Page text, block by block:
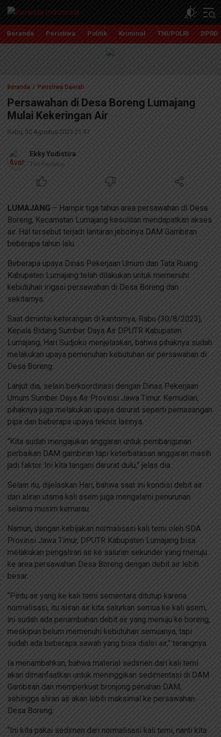
Beranda Peristiwa Politik Kriminal TNI/POLRI DPRD
Beranda Peristiwa Daerah
Persawahan di Desa Boreng Lumajang
Mulai Kekeringan Air
Rabu, 30 Agustus 2023 21:57
Ekky Yudistira
Tim Redaksi
LUMAJANG – Hampir tiga tahun area persawahan di Desa
Boreng, Kecamatan Lumajang kesulitan mendapatkan akses
air. Hal tersebut terjadi lantaran jebolnya DAM Gambiran
beberapa tahun lalu.
Beberapa upaya Dinas Pekerjaan Umum dan Tata Ruang
Kabupaten Lumajang telah dilakukan untuk memenuhi
kebutuhan irigasi persawahan di Desa Boreng dan
sekitarnya.
Saat dimintai keterangan di kantornya, Rabu (30/8/2023),
Kepala Bidang Sumber Daya Air DPUTR Kabupaten
Lumajang, Hari Sudjoko menjelaskan, bahwa pihaknya sudah
melakukan upaya pemenuhan kebutuhan air persawahan di
Desa Boreng.
Lanjut dia, selain berkoordinasi dengan Dinas Pekerjaan
Umum Sumber Daya Air Provinsi Jawa Timur. Kemudian,
pihaknya juga melakukan upaya darurat seperti pemasangan
pipa dan beberapa upaya teknis lainnya.
“Kita sudah mengajukan anggaran untuk pembangunan
perbaikan DAM gambiran tapi keterbatasan anggaran masih
jadi faktor. Ini kita tangani darurat dulu,” jelas dia.
Selain itu, dijelaskan Hari, bahwa saat ini kondisi debit air
dari aliran utama kali asem juga mengalami penurunan
selama musim kemarau.
Namun, dengan kebijakan normalisasi kali temi oleh SDA
Provinsi Jawa Timur, DPUTR Kabupaten Lumajang bisa
melakukan pengaliran air ke saluran sekunder yang menuju
ke area persawahan Desa Boreng dengan debit air lebih
besar.
“Pintu air yang ke kali temi sementara ditutup karena
normalisasi, itu aliran air kita salurkan semua ke kali asem,
ini sudah ada penambahan debit air yang menuju ke boreng,
meskipun belum memenuhi kebutuhan semuanya, tapi
sudah ada beberapa sawah yang bisa dialiri air,” terangnya.
Ia menambahkan, bahwa material sedimen dari kali temi
akan dimanfaatkan untuk meninggikan sedimentasi di DAM
Gambiran dan memperkuat bronjong penahan DAM,
sehingga aliran air akan lebih maksimal ke persawahan
Desa Boreng.
“Ini kita pakai sedimen dari normalisasi kali temi, nanti kita